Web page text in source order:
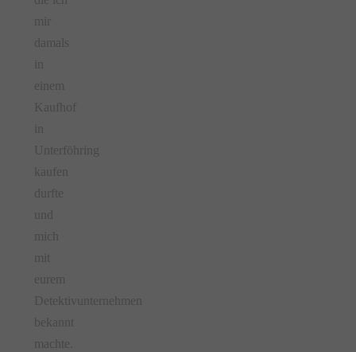
mir
damals
einem
Kaufhof
Unterföhring
kaufen
durfte
und
mich
mit
eurem
Detektivunternehmen
bekannt
machte.